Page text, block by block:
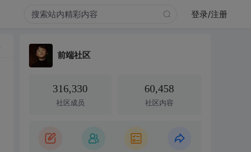
登录/注册
前端社区
316,330
社区成员
60,458
社区内容